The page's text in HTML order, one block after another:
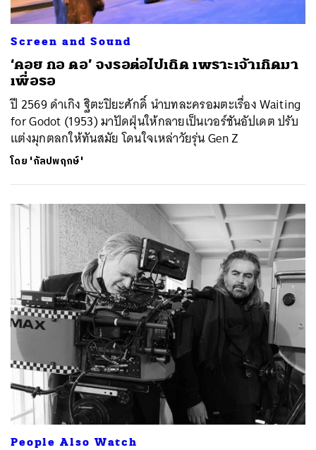
Screen and Sound
‘คอย กอ ดอ’ จงรอต่อไปเถิด เพราะเจ้าเกิดมา
เพื่อรอ
ปี 2569 ดำเกิง ฐิตะปิยะศักดิ์ นำบทละครอมตะเรื่อง Waiting
for Godot (1953) มาปัดฝุ่นให้กลายเป็นเวอร์ชันอัปเดต ปรับ
แต่งมุกตลกให้ทันสมัย โดนใจเหล่าวัยรุ่น Gen Z
โดย 'กัลปพฤกษ์'
People Also Watch